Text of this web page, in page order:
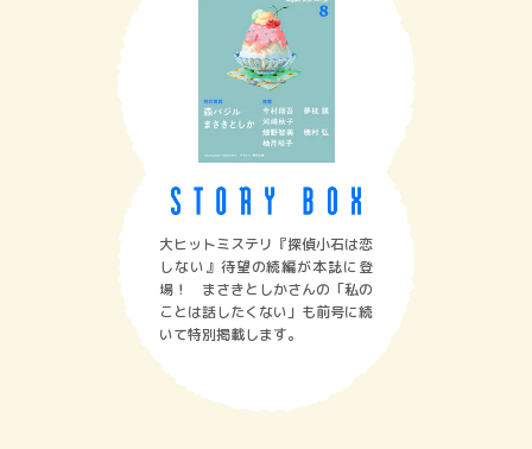
大ヒットミステリ『探偵小石は恋
しない』待望の続編が本誌に登
場！ まさきとしかさんの「私の
ことは話したくない」も前号に続
いて特別掲載します。